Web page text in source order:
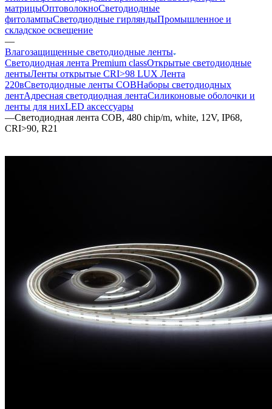
матрицыОптоволокноСветодиодные
фитолампыСветодиодные гирляндыПромышленное и
складское освещение
—
Влагозащищенные светодиодные ленты
Светодиодная лента Premium classОткрытые светодиодные
лентыЛенты открытые CRI>98 LUX Лента
220вСветодиодные ленты COBНаборы светодиодных
лентАдресная светодиодная лентаСиликоновые оболочки и
ленты для нихLED аксессуары
—Светодиодная лента COB, 480 chip/m, white, 12V, IP68,
CRI>90, R21